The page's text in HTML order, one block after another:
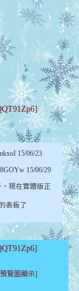
15/06/23
15/06/29
現在實體版正
表板了
覽圖顯示]